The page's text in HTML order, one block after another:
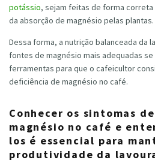
potássio, sejam feitas de forma
da absorção de magnésio pelas plantas.
Dessa forma, a nutrição balanceada da
fontes de magnésio mais adequadas
ferramentas para que o cafeicultor
deficiência de magnésio no café.
Conhecer os sintomas
magnésio no café e
los é essencial para
produtividade da